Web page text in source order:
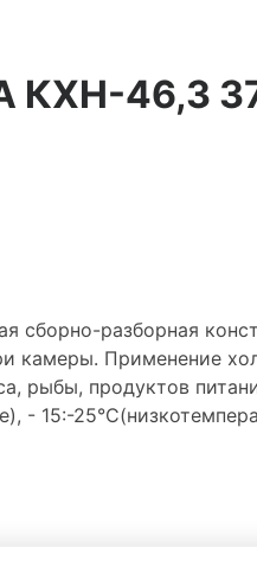
КХН-46,3
сборно-разборная
камеры. Применение
рыбы, продуктов
- 15:-